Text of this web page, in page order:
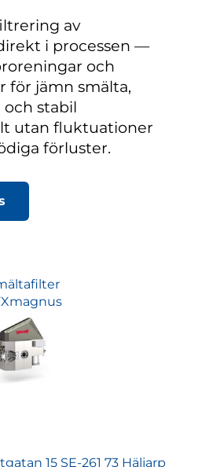
av
i processen —
och
för jämn smälta,
stabil
utan fluktuationer
förluster.
15 SE-261 73 Häljarp